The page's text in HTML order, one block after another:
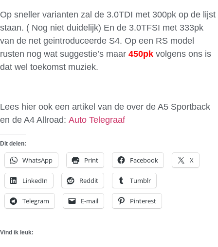
Op sneller varianten zal de 3.0TDI met 300pk op de lijst
staan. ( Nog niet duidelijk) En de 3.0TFSI met 333pk
van de net geintroduceerde S4. Op een RS model
rusten nog wat suggestie’s maar 450pk volgens ons is
dat wel toekomst muziek.
Lees hier ook een artikel van de over de A5 Sportback
en de A4 Allroad: Auto Telegraaf
Dit delen:
WhatsApp Print Facebook X
LinkedIn Reddit Tumblr
Telegram E-mail Pinterest
Vind ik leuk: